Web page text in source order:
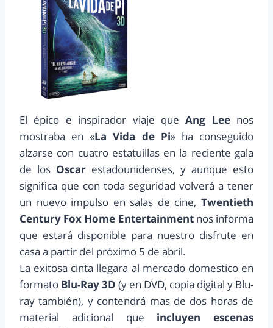
El épico e inspirador viaje queAng Lee nos
mostraba en «La Vida de Pi» ha conseguido
alzarse con cuatro estatuillas en la reciente gala
de los Oscar estadounidenses, y aunque esto
significa que con toda seguridad volverá a tener
un nuevo impulso en salas de cine, Twentieth
Century Fox Home Entertainmentnos informa
que estará disponible para nuestro disfrute en
casa a partir del próximo 5 de abril.
La exitosa cinta llegara al mercado domestico en
formato Blu-Ray 3D (y en DVD, copia digital y Blu-
ray también), y contendrá mas de dos horas de
material adicional que incluyen escenas